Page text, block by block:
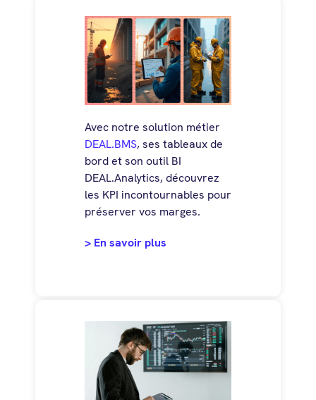
Avec notre solution métier
DEAL.BMS, ses tableaux de
bord et son outil BI
DEAL.Analytics, découvrez
les KPI incontournables pour
préserver vos marges.
> En savoir plus